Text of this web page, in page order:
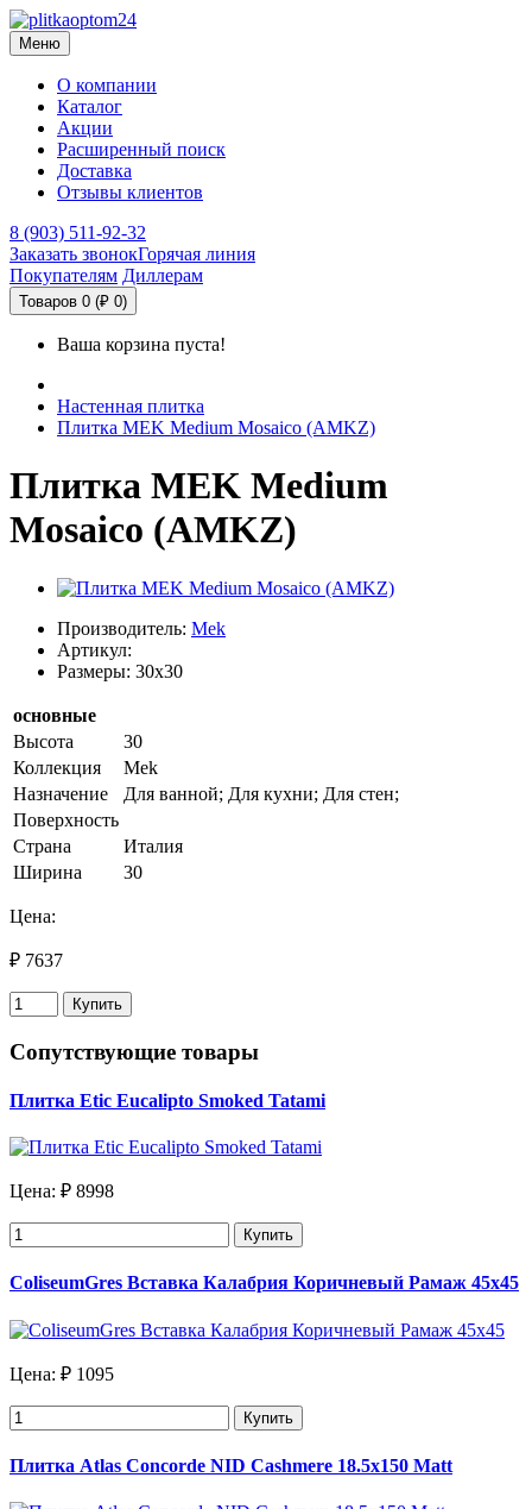
Меню
О компании
Каталог
Акции
Расширенный поиск
Доставка
Отзывы клиентов
8 (903) 511-92-32
Заказать звонокГорячая линия
Покупателям Диллерам
Товаров 0 (₽ 0)
Ваша корзина пуста!
Настенная плитка
Плитка MEK Medium Mosaico (AMKZ)
Плитка MEK Medium
Mosaico (AMKZ)
Производитель: Mek
Артикул:
Размеры: 30x30
основные
Высота
30
Коллекция
Mek
Назначение
Для ванной; Для кухни; Для стен;
Поверхность
Страна
Италия
Ширина
30
Цена:
₽ 7637
Купить
Сопутствующие товары
Плитка Etic Eucalipto Smoked Tatami
Цена: ₽ 8998
Купить
ColiseumGres Вставка Калабрия Коричневый Рамаж 45х45
Цена: ₽ 1095
Купить
Плитка Atlas Concorde NID Cashmere 18.5x150 Matt